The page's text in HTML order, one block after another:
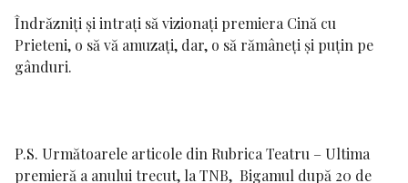
Îndrăzniți și intrați să vizionați premieraCină cu
Prieteni, o să vă amuzați, dar, o să rămâneți și puțin pe
gânduri.
P.S. Următoarele articole din Rubrica Teatru – Ultima
premieră a anului trecut, la TNB, Bigamul după 20 de